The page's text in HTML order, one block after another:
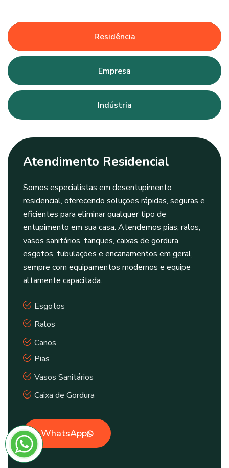
Residência
Empresa
Indústria
Atendimento Residencial
Somos especialistas em desentupimento
residencial, oferecendo soluções rápidas, seguras e
eficientes para eliminar qualquer tipo de
entupimento em sua casa. Atendemos pias, ralos,
vasos sanitários, tanques, caixas de gordura,
esgotos, tubulações e encanamentos em geral,
sempre com equipamentos modernos e equipe
altamente capacitada.
Esgotos
Ralos
Canos
Pias
Vasos Sanitários
Caixa de Gordura
WhatsApp